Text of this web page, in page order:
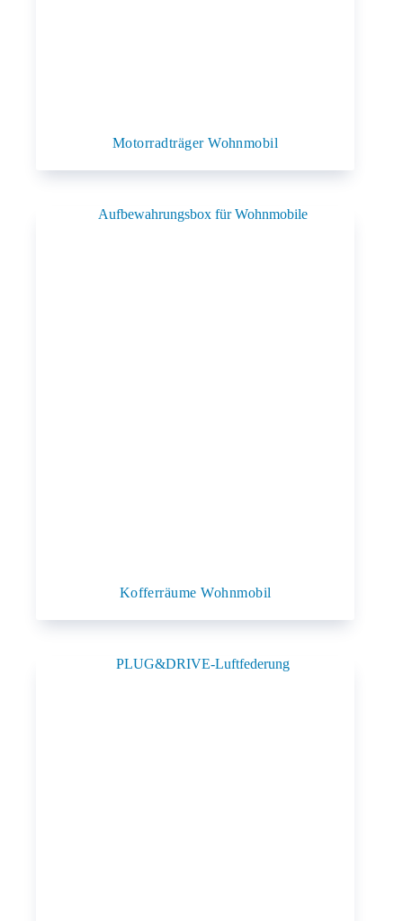
Motorradträger Wohnmobil
Kofferräume Wohnmobil